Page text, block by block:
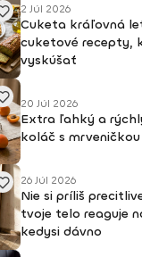
2 Júl 2026
Cuketa kráľovná
cuketové recepty,
vyskúšať
20 Júl 2026
Extra ľahký a
koláč s mrveničkou
26 Júl 2026
Nie si príliš
tvoje telo reaguje
kedysi dávno